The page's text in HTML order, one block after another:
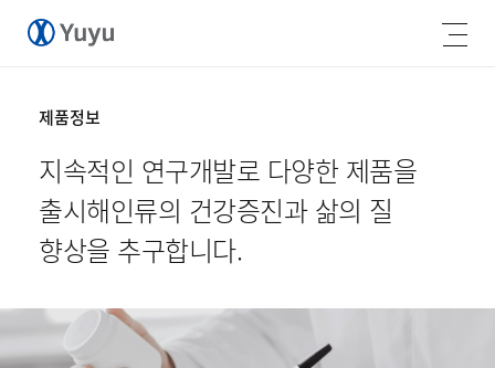
제품정보
지속적인 연구개발로 다양한 제품을
출시해인류의 건강증진과 삶의 질
향상을 추구합니다.